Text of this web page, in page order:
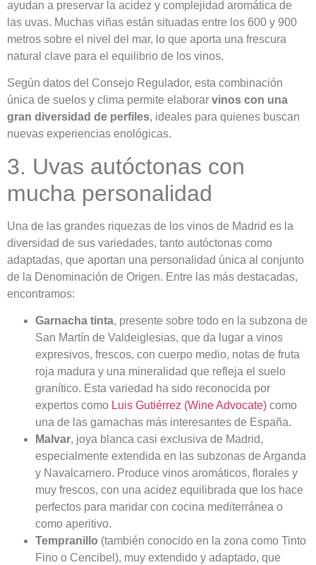
ayudan a preservar la acidez y complejidad aromática de
las uvas. Muchas viñas están situadas entre los 600 y 900
metros sobre el nivel del mar, lo que aporta una frescura
natural clave para el equilibrio de los vinos.
Según datos del Consejo Regulador, esta combinación
única de suelos y clima permite elaborar vinos con una
gran diversidad de perfiles, ideales para quienes buscan
nuevas experiencias enológicas.
3. Uvas autóctonas con
mucha personalidad
Una de las grandes riquezas de los vinos de Madrid es la
diversidad de sus variedades, tanto autóctonas como
adaptadas, que aportan una personalidad única al conjunto
de la Denominación de Origen. Entre las más destacadas,
encontramos:
Garnacha tinta, presente sobre todo en la subzona de
San Martín de Valdeiglesias, que da lugar a vinos
expresivos, frescos, con cuerpo medio, notas de fruta
roja madura y una mineralidad que refleja el suelo
granítico. Esta variedad ha sido reconocida por
expertos como Luis Gutiérrez (Wine Advocate) como
una de las garnachas más interesantes de España.
Malvar, joya blanca casi exclusiva de Madrid,
especialmente extendida en las subzonas de Arganda
y Navalcarnero. Produce vinos aromáticos, florales y
muy frescos, con una acidez equilibrada que los hace
perfectos para maridar con cocina mediterránea o
como aperitivo.
Tempranillo (también conocido en la zona como Tinto
Fino o Cencibel), muy extendido y adaptado, que